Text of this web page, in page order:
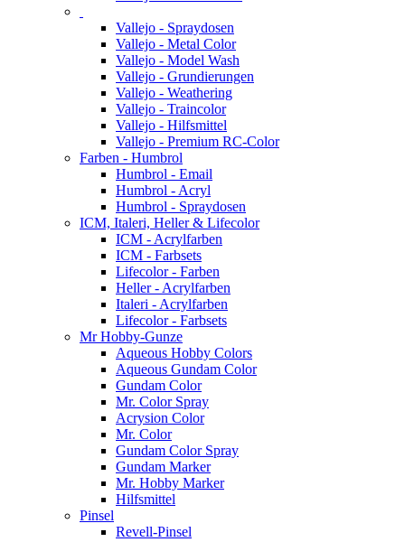
Vallejo - Spraydosen
Vallejo - Metal Color
Vallejo - Model Wash
Vallejo - Grundierungen
Vallejo - Weathering
Vallejo - Traincolor
Vallejo - Hilfsmittel
Vallejo - Premium RC-Color
Farben - Humbrol
Humbrol - Email
Humbrol - Acryl
Humbrol - Spraydosen
ICM, Italeri, Heller & Lifecolor
ICM - Acrylfarben
ICM - Farbsets
Lifecolor - Farben
Heller - Acrylfarben
Italeri - Acrylfarben
Lifecolor - Farbsets
Mr Hobby-Gunze
Aqueous Hobby Colors
Aqueous Gundam Color
Gundam Color
Mr. Color Spray
Acrysion Color
Mr. Color
Gundam Color Spray
Gundam Marker
Mr. Hobby Marker
Hilfsmittel
Pinsel
Revell-Pinsel